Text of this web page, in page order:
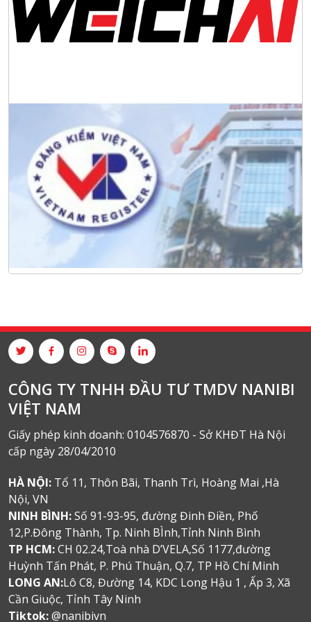
CÔNG TY TNHH ĐẦU TƯ TMDV NANIBI
VIỆT NAM
Giấy phép kinh doanh: 0104576870 - Sở KHĐT Hà Nội
cấp ngày 28/04/2010
HÀ NỘI: Tổ 11, Thôn Bãi, Thanh Trì, Hoàng Mai ,Hà
Nội, VN
NINH BÌNH:Số 91-93-95, đường Đinh Điền, Phố
12,P.Đông Thành, Tp. Ninh BÌnh,Tỉnh Ninh Bình
TP HCM:CH 02.24,Toà nhà D’VELA,Số 1177,đường
Huỳnh Tấn Phát, P. Phú Thuận, Q.7, TP Hồ Chí Minh
LONG AN:Lô C8, Đường 14, KDC Long Hậu 1 , Ấp 3, Xã
Cần Giuộc, Tỉnh Tây Ninh
Tiktok:@nanibivn